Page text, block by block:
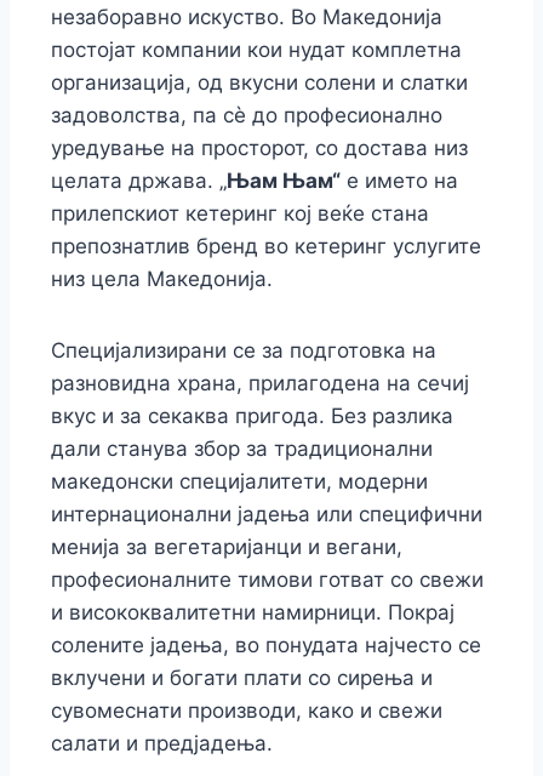
незаборавно искуство. Во Македонија
постојат компании кои нудат комплетна
организација, од вкусни солени и слатки
задоволства, па сè до професионално
уредување на просторот, со достава низ
целата држава. „Њам Њам“ е името на
прилепскиот кетеринг кој веќе стана
препознатлив бренд во кетеринг услугите
низ цела Македонија.
Специјализирани се за подготовка на
разновидна храна, прилагодена на сечиј
вкус и за секаква пригода. Без разлика
дали станува збор за традиционални
македонски специјалитети, модерни
интернационални јадења или специфични
менија за вегетаријанци и вегани,
професионалните тимови готват со свежи
и висококвалитетни намирници. Покрај
солените јадења, во понудата најчесто се
вклучени и богати плати со сирења и
сувомеснати производи, како и свежи
салати и предјадења.